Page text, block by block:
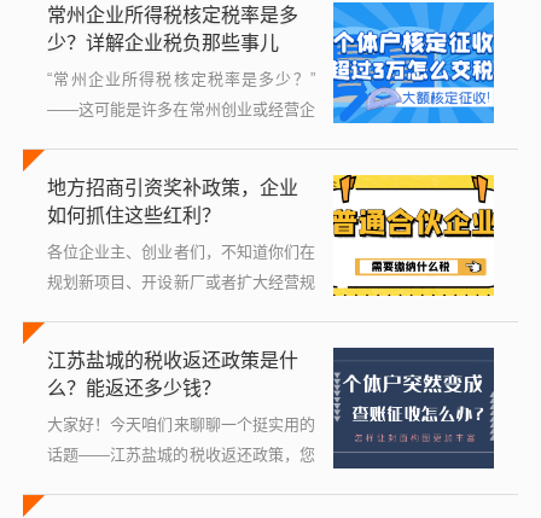
别急，我作为财税领域的“老司机”，会
用最...
常州企业所得税核定税率是多
少？详解企业税负那些事儿
“常州企业所得税核定税率是多少？”
——这可能是许多在常州创业或经营企
了讲清楚，我会从基础概念聊到实际操
作,帮...
地方招商引资奖补政策，企业
如何抓住这些红利？
各位企业主、创业者们，不知道你们在
规划新项目、开设新厂或者扩大经营规
奖补政策，这些政策可不是遥不可及的
官方文件...
江苏盐城的税收返还政策是什
么？能返还多少钱？
大家好！今天咱们来聊聊一个挺实用的
话题——江苏盐城的税收返还政策，您